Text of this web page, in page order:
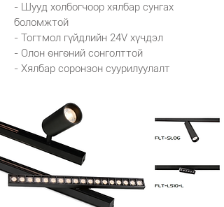
- Шууд холбогчоор хялбар сунгах
боломжтой
- Тогтмол гүйдлийн 24V хүчдэл
- Олон өнгөний сонголттой
- Хялбар соронзон суурилуулалт